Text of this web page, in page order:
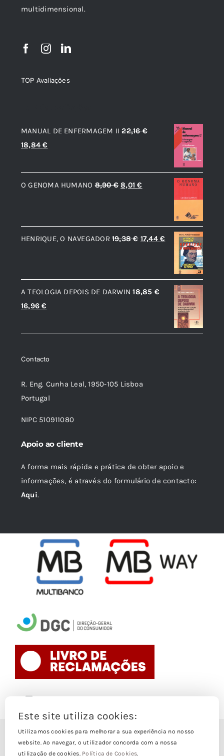
multidimensional.
TOP Avaliações
MANUAL DE ENFERMAGEM II 22,16€
O
original
era:
18,84€
atual
é:
O GENOMA HUMANO 8,90€ O
era:
8,90 €.
8,01€
é:
8,01 €.
HENRIQUE, O NAVEGADOR 19,38€ O
era:
19,38 €.
17,44€
preço
atual
é:
17,44 €.
A TEOLOGIA DEPOIS DE DARWIN 18,85€
O
original
18,85 €.
16,96€
atual
16,96 €.
Contacto
R. Eng. Cunha Leal, 1950-105 Lisboa
Portugal
NIPC 510911080
Apoio ao cliente
A forma mais rápida e prática de obter apoio e
informações, é através do formulário de contacto:
Aqui.
Navigation
© Copyright 1988- 2026
Este site utiliza cookies:
Utilizamos cookies para melhorar a sua experiência no nosso
website. Ao navegar, o utilizador concorda com a nossa
utilização de cookies. Política de Cookies.